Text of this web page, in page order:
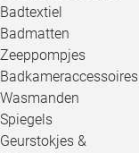
Badtextiel
Badmatten
Zeeppompjes
Badkameraccessoires
Wasmanden
Spiegels
Geurstokjes &